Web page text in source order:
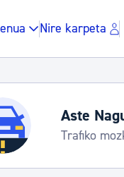
Nire karpeta
Aste Nagusia
Abuztuak 8-15